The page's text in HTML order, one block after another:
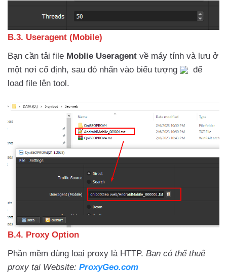
B.3. Useragent (Mobile)
Bạn cần tải file Moblie Useragent về máy tính và lưu ở
một nơi cố định, sau đó nhấn vào biểu tượng
để
load file lên tool.
B.4. Proxy Option
Phần mềm dùng loại proxy là HTTP. Bạn có thể thuê
proxy tại Website: ProxyGeo.com